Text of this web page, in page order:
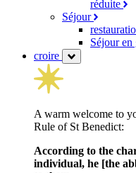
réduite
Séjour
Séjour en
croire
A warm welcome to
Rule of St Benedict:
According to the
individual, he [the